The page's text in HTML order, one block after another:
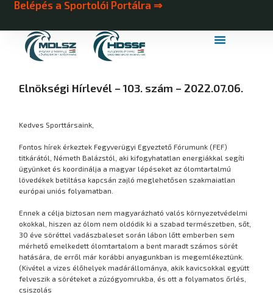
Belépés a Sportolói Portálra ⇒
Elnökségi Hírlevél – 103. szám – 2022.07.06.
Kedves Sporttársaink,
Fontos hírek érkeztek Fegyverügyi Egyeztető Fórumunk (FEF)
titkárától, Németh Balázstól, aki kifogyhatatlan energiákkal segíti
ügyünket és koordinálja a magyar lépéseket az ólomtartalmú
lövedékek betiltása kapcsán zajló meglehetősen szakmaiatlan
európai uniós folyamatban.
Ennek a célja biztosan nem magyarázható valós környezetvédelmi
okokkal, hiszen az ólom nem oldódik ki a szabad természetben, sőt,
30 éve söréttel vadászbaleset során lábon lőtt emberben sem
mérhető emelkedett ólomtartalom a bent maradt számos sörét
hatására, de erről már korábbi anyagunkban is megemlékeztünk.
(Kivétel a vizes élőhelyek madárállománya, akik kavicsokkal együtt
felveszik a söréteket a zúzógyomrukba, és ott a folyamatos őrlés,
csiszolás